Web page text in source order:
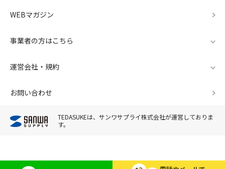
WEBマガジン
事業者の方はこちら
運営会社・規約
お問い合わせ
TEDASUKEは、サンワサプライ株式会社が運営しておりま
す。